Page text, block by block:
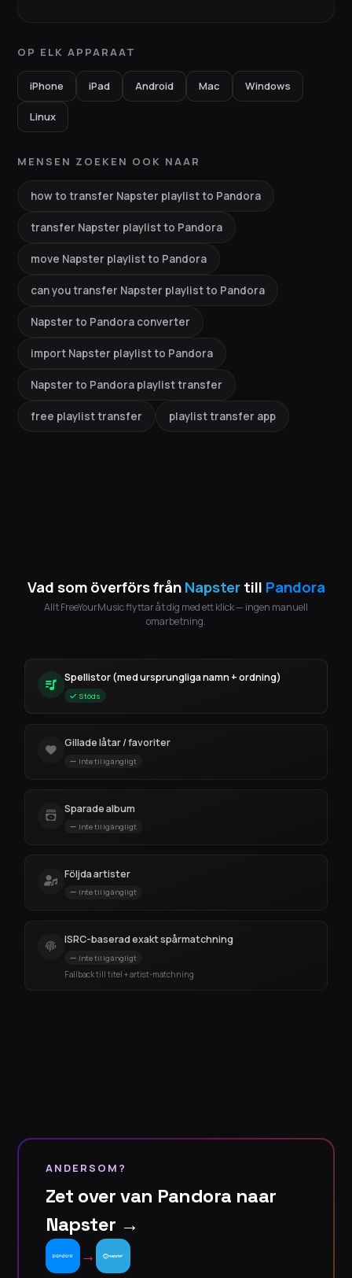
OP ELK APPARAAT
iPhone iPad Android Mac Windows
Linux
MENSEN ZOEKEN OOK NAAR
how to transfer Napster playlist to Pandora
transfer Napster playlist to Pandora
move Napster playlist to Pandora
can you transfer Napster playlist to Pandora
Napster to Pandora converter
import Napster playlist to Pandora
Napster to Pandora playlist transfer
free playlist transfer playlist transfer app
Vad som överförs frånNapstertill Pandora
Allt FreeYourMusic flyttar åt dig med ett klick — ingen manuell
omarbetning.
Spellistor (med ursprungliga namn + ordning)
Stöds
Gillade låtar / favoriter
Inte tillgängligt
Sparade album
Inte tillgängligt
Följda artister
Inte tillgängligt
ISRC-baserad exakt spårmatchning
Inte tillgängligt
Fallback till titel + artist-matchning
ANDERSOM?
Zet over van Pandora naar
Napster →
→